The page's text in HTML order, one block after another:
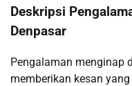
Deskripsi
Denpasar
Pengalaman menginap
memberikan kesan